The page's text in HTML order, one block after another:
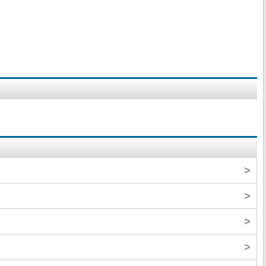
>
>
>
>